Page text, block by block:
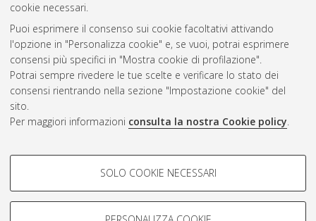
cookie necessari.
Puoi esprimere il consenso sui cookie facoltativi attivando
l'opzione in "Personalizza cookie" e, se vuoi, potrai esprimere
consensi più specifici in "Mostra cookie di profilazione".
Potrai sempre rivedere le tue scelte e verificare lo stato dei
consensi rientrando nella sezione "Impostazione cookie" del
sito.
Per maggiori informazioni consulta la nostra Cookie policy.
COOKIE DI PROFILAZIONE -
Si tratta di cookie utilizzati per analizzare le caratteristiche della
navigazione degli utenti, creare profili in base al loro comportamento
SOLO COOKIE NECESSARI
Atom
Rss 1.0
Rss 2.0
AMS Laurea
Impostazioni Cookie
Informativa sulla privacy
Condizioni d’uso del sito